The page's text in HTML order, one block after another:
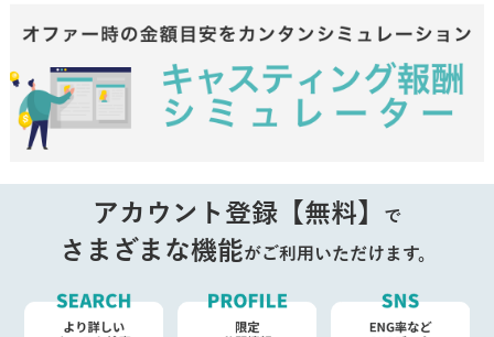
アカウント登録【無料】 で
さまざまな機能がご利用いただけます。